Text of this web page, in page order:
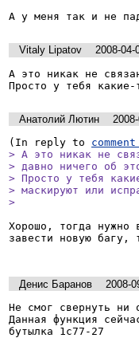
Vitaly Lipatov
2008-04-
А это никак не
Просто у тебя какие-
Анатолий Лютин
(In reply to
> А это никак не
> давно ничего об
> Просто у тебя
> маскируют или
>
Хорошо, тогда нужно
завести новую багу,
Денис Баранов
2008-
Не смог свернуть ни
Данная функция
бутылка 1c77-27